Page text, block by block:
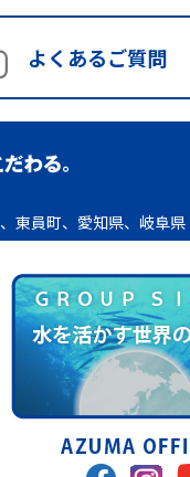
よくあるご質問
東員町、愛知県、岐阜県